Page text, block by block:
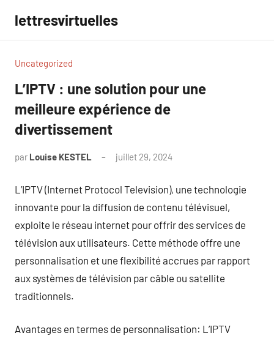
contenu
lettresvirtuelles
Uncategorized
L’IPTV : une solution pour une
meilleure expérience de
divertissement
par Louise KESTEL juillet 29, 2024
L’IPTV (Internet Protocol Television), une technologie
innovante pour la diffusion de contenu télévisuel,
exploite le réseau internet pour offrir des services de
télévision aux utilisateurs. Cette méthode offre une
personnalisation et une flexibilité accrues par rapport
aux systèmes de télévision par câble ou satellite
traditionnels.
Avantages en termes de personnalisation: L’IPTV